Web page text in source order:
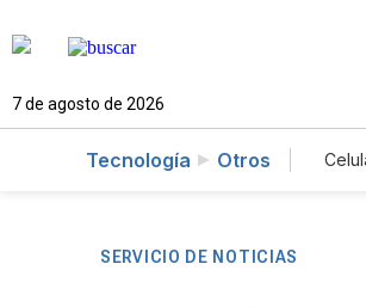
7 de agosto de 2026
Tecnología Otros
SERVICIO DE NOTICIAS